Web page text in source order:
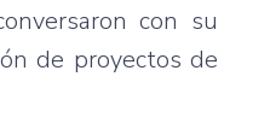
con su
de proyectos de